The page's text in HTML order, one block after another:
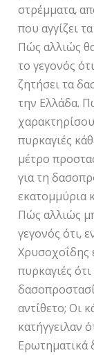
στρέμματα,
που αγγίζει
Πώς αλλιώς
το γεγονός
ζητήσει τα
την Ελλάδα.
πυρκαγιές
μέτρο
για τη
εκατομμύρια
Πώς αλλιώς
γεγονός ότι,
Χρυσοχοΐδης
πυρκαγιές
αντίθετο; Οι
κατήγγειλαν
Ερωτηματικά